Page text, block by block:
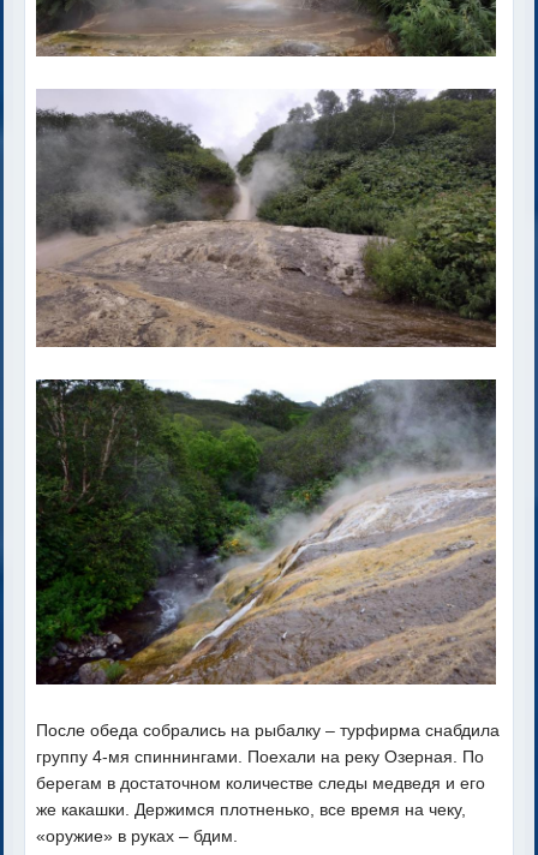
После обеда собрались на рыбалку – турфирма снабдила
группу 4-мя спиннингами. Поехали на реку Озерная. По
берегам в достаточном количестве следы медведя и его
же какашки. Держимся плотненько, все время на чеку,
«оружие» в руках – бдим.